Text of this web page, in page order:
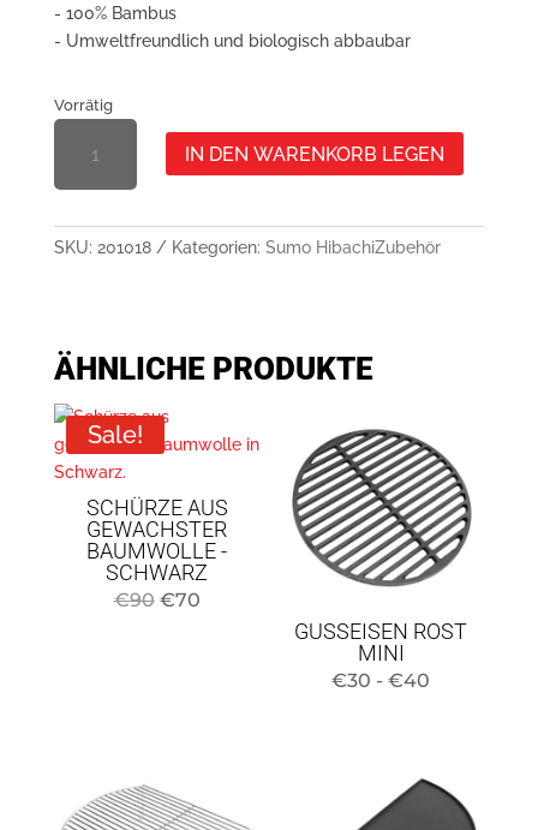
- 100% Bambus
- Umweltfreundlich und biologisch abbaubar
Vorrätig
SPIESSE M
ENGE
IN DEN WARENKORB LEGEN
SKU: 201018 Kategorien: Sumo HibachiZubehör
ÄHNLICHE PRODUKTE
Sale!
SCHÜRZE AUS
GEWACHSTER
BAUMWOLLE -
SCHWARZ
€90 Original
€70Current
GUSSEISEN ROST
MINI
€30 - €40
40
Euro